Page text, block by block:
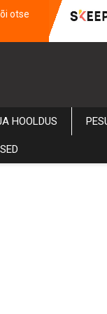
otse
HOOLDUS